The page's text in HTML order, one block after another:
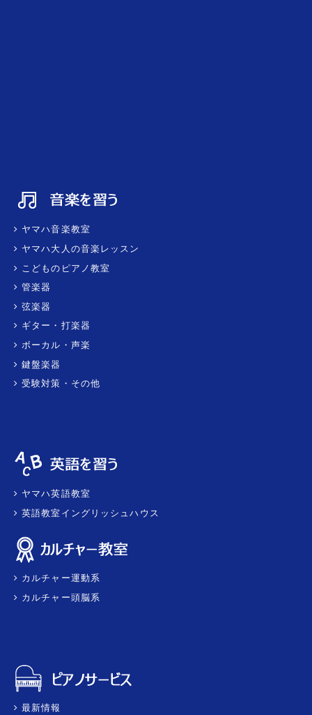
ヤマハ音楽教室
ヤマハ大人の音楽レッスン
こどものピアノ教室
管楽器
弦楽器
ギター・打楽器
ボーカル・声楽
鍵盤楽器
受験対策・その他
ヤマハ英語教室
英語教室イングリッシュハウス
カルチャー運動系
カルチャー頭脳系
最新情報